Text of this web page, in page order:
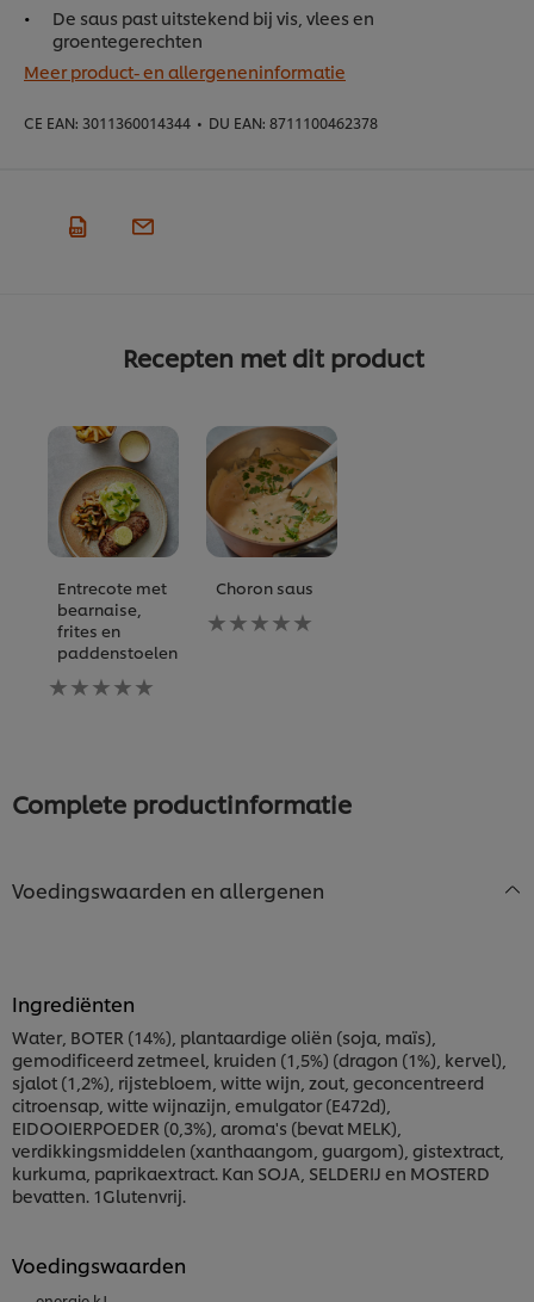
De saus past uitstekend bij vis, vlees en
groentegerechten
Meer product- en allergeneninformatie
CE EAN: 3011360014344 • DU EAN: 8711100462378
Recepten met dit product
Entrecote met
bearnaise,
frites en
paddenstoelen
Geen
beoordelingen
Choron saus
Geen
beoordelingen
Complete productinformatie
Voedingswaarden en allergenen
Ingrediënten
Water, BOTER (14%), plantaardige oliën (soja, maïs),
gemodificeerd zetmeel, kruiden (1,5%) (dragon (1%), kervel),
sjalot (1,2%), rijstebloem, witte wijn, zout, geconcentreerd
citroensap, witte wijnazijn, emulgator (E472d),
EIDOOIERPOEDER (0,3%), aroma's (bevat MELK),
verdikkingsmiddelen (xanthaangom, guargom), gistextract,
kurkuma, paprikaextract. Kan SOJA, SELDERIJ en MOSTERD
bevatten. 1Glutenvrij.
Voedingswaarden